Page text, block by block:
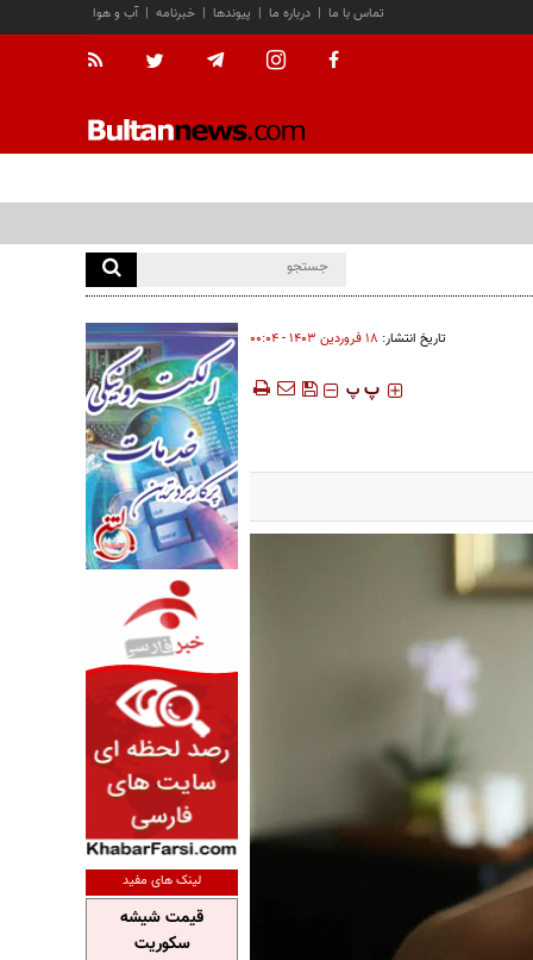
آب و هوا | خبرنامه | پیوندها | درباره ما | تماس با ما
تاریخ انتشار: ۱۸ فروردين ۱۴۰۳ - ۰۰:۰۴
‍‍‍ پ پ
لینک های مفید
قیمت شیشه
سکوریت